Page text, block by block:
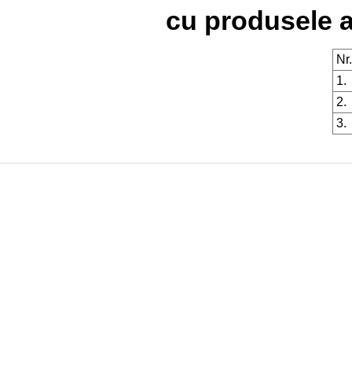
cu produsele
1.
2.
3.